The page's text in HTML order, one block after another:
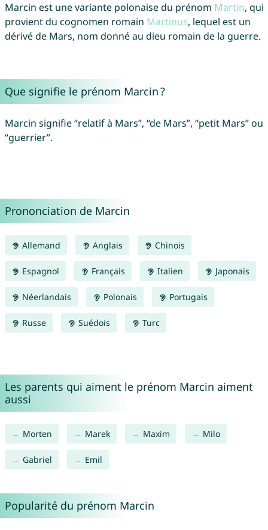
Marcin est une variante polonaise du prénom Martin, qui
provient du cognomen romain Martinus, lequel est un
dérivé de Mars, nom donné au dieu romain de la guerre.
Que signifie le prénom Marcin ?
Marcin signifie “relatif à Mars”, “de Mars”, “petit Mars” ou
“guerrier”.
Prononciation de Marcin
Allemand Anglais Chinois
Espagnol Français Italien Japonais
Néerlandais Polonais Portugais
Russe Suédois Turc
Les parents qui aiment le prénom Marcin aiment
aussi
Morten Marek Maxim Milo
Gabriel Emil
Popularité du prénom Marcin